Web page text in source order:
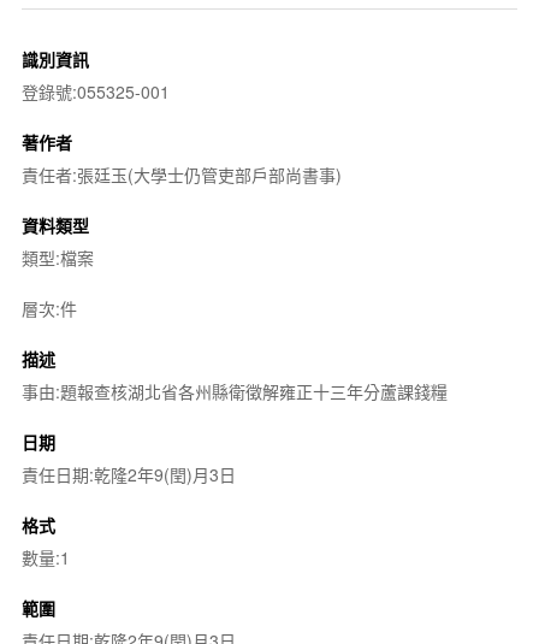
識別資訊
登錄號:055325-001
著作者
責任者:張廷玉(大學士仍管吏部戶部尚書事)
資料類型
類型:檔案
層次:件
描述
事由:題報查核湖北省各州縣衛徵解雍正十三年分蘆課錢糧
日期
責任日期:乾隆2年9(閏)月3日
格式
數量:1
範圍